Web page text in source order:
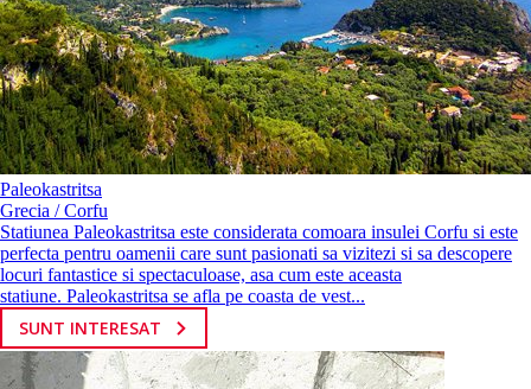
Paleokastritsa
Grecia / Corfu
Statiunea Paleokastritsa este considerata comoara insulei Corfu si este
perfecta pentru oamenii care sunt pasionati sa vizitezi si sa descopere
locuri fantastice si spectaculoase, asa cum este aceasta
statiune. Paleokastritsa se afla pe coasta de vest...
SUNT INTERESAT